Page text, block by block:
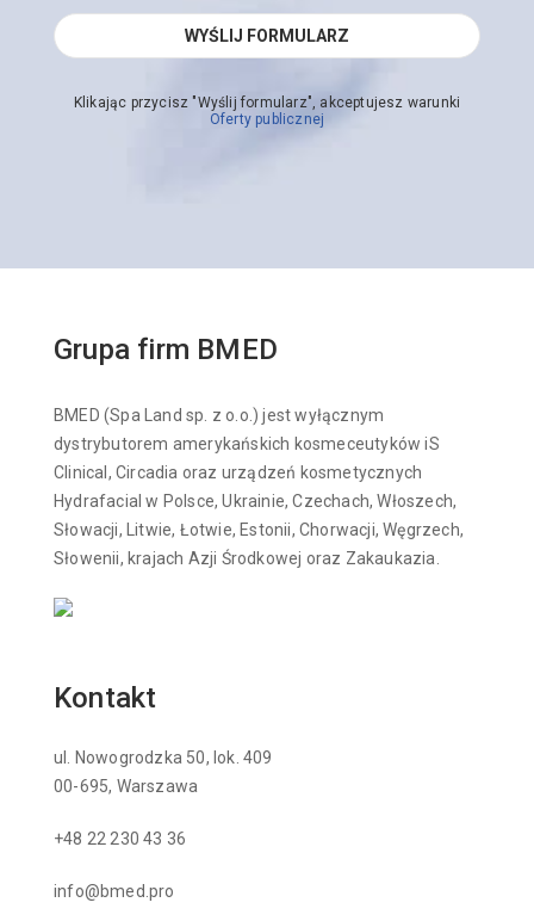
Klikając przycisz "Wyślij formularz", akceptujesz warunki
Oferty publicznej
Grupa firm BMED
BMED (Spa Land sp. z o.o.) jest wyłącznym
dystrybutorem amerykańskich kosmeceutyków iS
Clinical, Circadia oraz urządzeń kosmetycznych
Hydrafacial w Polsce, Ukrainie, Czechach, Włoszech,
Słowacji, Litwie, Łotwie, Estonii, Chorwacji, Węgrzech,
Słowenii, krajach Azji Środkowej oraz Zakaukazia.
Kontakt
ul. Nowogrodzka 50, lok. 409
00-695, Warszawa
+48 22 230 43 36
info@bmed.pro